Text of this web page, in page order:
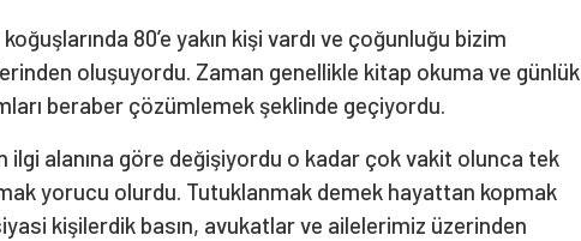
80’e yakın kişi vardı ve çoğunluğu bizim
oluşuyordu. Zaman genellikle kitap okuma ve günlük
beraber çözümlemek şeklinde geçiyordu.
ilgi alanına göre değişiyordu o kadar çok vakit olunca tek
yorucu olurdu. Tutuklanmak demek hayattan kopmak
kişilerdik basın, avukatlar ve ailelerimiz üzerinden